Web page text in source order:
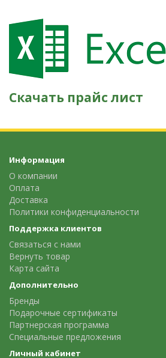
Скачать прайс лист
Информация
О компании
Оплата
Доставка
Политики конфиденциальности
Поддержка клиентов
Связаться с нами
Вернуть товар
Карта сайта
Дополнительно
Бренды
Подарочные сертификаты
Партнерская программа
Специальные предложения
Личный кабинет